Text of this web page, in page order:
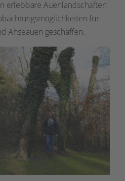
erlebbare Auenlandschaften
für
Ahseauen geschaffen.